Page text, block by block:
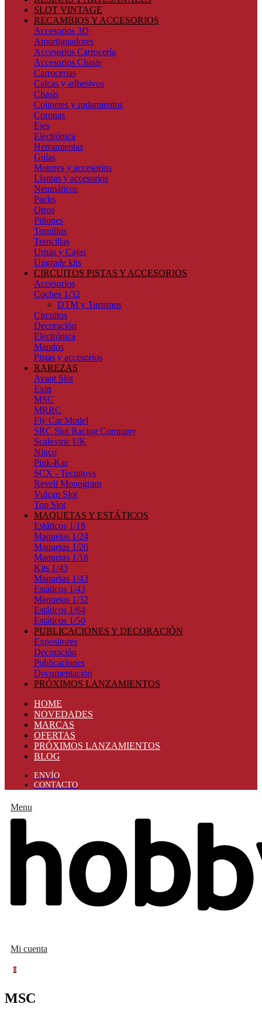
SLOT VINTAGE
RECAMBIOS Y ACCESORIOS
Accesorios 3D
Amortiguadores
Accesorios Carrocería
Accesorios Chasis
Carrocerías
Calcas y adhesivos
Chasis
Cojinetes y rodamientos
Coronas
Ejes
Electrónica
Herramientas
Guías
Motores y accesorios
Llantas y accesorios
Neumáticos
Packs
Otros
Piñones
Tornillos
Trencillas
Urnas y Cajas
Upgrade kits
CIRCUITOS PISTAS Y ACCESORIOS
Accesorios
Coches 1/32
DTM y Turismos
Circuitos
Decoración
Electrónica
Mandos
Pistas y accesorios
RAREZAS
Avant Slot
Exin
MSC
MRRC
Fly Car Model
SRC Slot Racing Company
Scalextric UK
Ninco
Pink-Kar
SCX - Tecnitoys
Revell Monogram
Vulcan Slot
Top Slot
MAQUETAS Y ESTÁTICOS
Estáticos 1/18
Maquetas 1/24
Maquetas 1/20
Maquetas 1/18
Kits 1/43
Maquetas 1/43
Estáticos 1/43
Maquetas 1/32
Estáticos 1/64
Estáticos 1/50
PUBLICACIONES Y DECORACIÓN
Expositores
Decoración
Publicaciones
Documentación
PRÓXIMOS LANZAMIENTOS
HOME
NOVEDADES
MARCAS
OFERTAS
PRÓXIMOS LANZAMIENTOS
BLOG
ENVÍO
CONTACTO
Menu
Mi cuenta
0
MSC